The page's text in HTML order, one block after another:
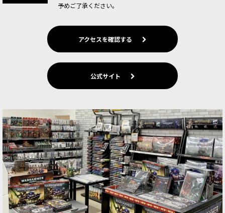
予めご了承ください。
アクセスを確認する
公式サイト